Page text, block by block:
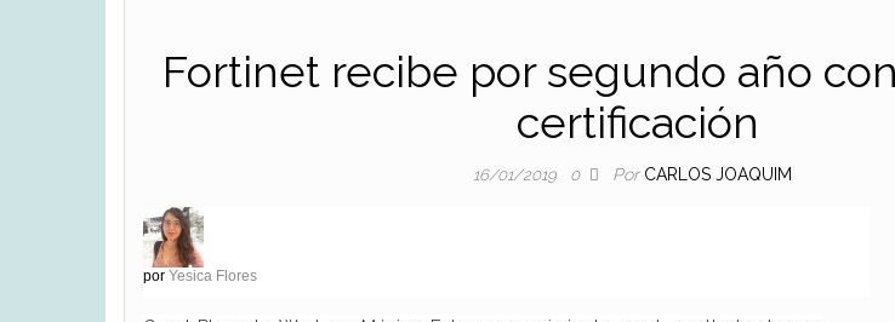
Fortinet recibe por segundo año
certificación
16/01/2019 0 Por CARLOS JOAQUIM
por Yesica Flores